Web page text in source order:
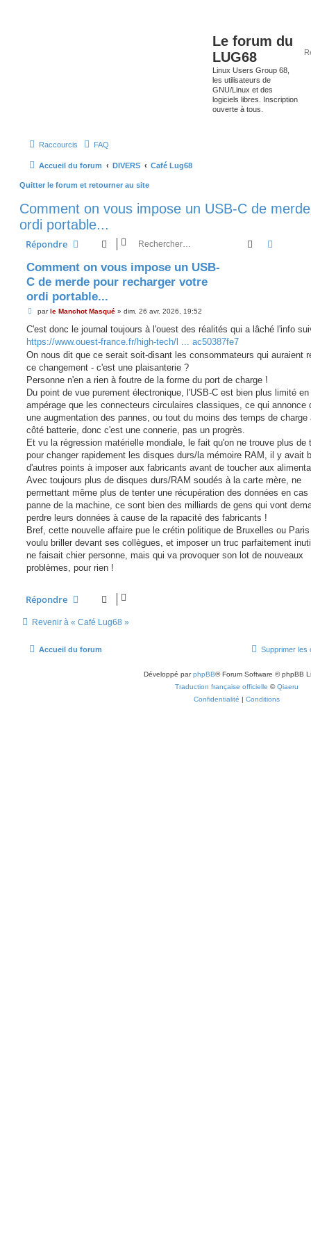
Le forum du
LUG68
Linux Users Group 68,
les utilisateurs de
GNU/Linux et des
logiciels libres. Inscription
ouverte à tous.
Raccourcis FAQ
Accueil du forum DIVERS Café Lug68
Quitter le forum et retourner au site
Comment on vous impose un USB-C de
ordi portable...
Répondre Rechercher
Comment on vous impose un USB-
C de merde pour recharger votre
ordi portable...
M
s
a
g
e
parle Manchot Masqué» dim. 26 avr. 2026, 19:52
C'est donc le journal toujours à l'ouest des réalités qui a lâché l'info
https://www.ouest-france.fr/high-tech/l ... ac50387fe7
On nous dit que ce serait soit-disant les consommateurs qui auraient
ce changement - c'est une plaisanterie ?
Personne n'en a rien à foutre de la forme du port de charge !
Du point de vue purement électronique, l'USB-C est bien plus limité en
ampérage que les connecteurs circulaires classiques, ce qui annonce
une augmentation des pannes, ou tout du moins des temps de charge
côté batterie, donc c'est une connerie, pas un progrès.
Et vu la régression matérielle mondiale, le fait qu'on ne trouve plus de
pour changer rapidement les disques durs/la mémoire RAM, il y avait
d'autres points à imposer aux fabricants avant de toucher aux
Avec toujours plus de disques durs/RAM soudés à la carte mère, ne
permettant même plus de tenter une récupération des données en cas
panne de la machine, ce sont bien des milliards de gens qui vont
perdre leurs données à cause de la rapacité des fabricants !
Bref, cette nouvelle affaire pue le crétin politique de Bruxelles ou
voulu briller devant ses collègues, et imposer un truc parfaitement
ne faisait chier personne, mais qui va provoquer son lot de nouveaux
problèmes, pour rien !
Répondre
Revenir à « Café Lug68 »
Accueil du forum Supprimer les
Développé parphpBB® Forum Software © phpBB
Traduction française officielle ©Qiaeru
Confidentialité | Conditions